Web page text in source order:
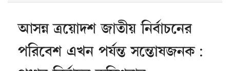
আসন্ন ত্রয়োদশ জাতীয় নির্বাচনের
পরিবেশ এখন পর্যন্ত সন্তোষজনক: